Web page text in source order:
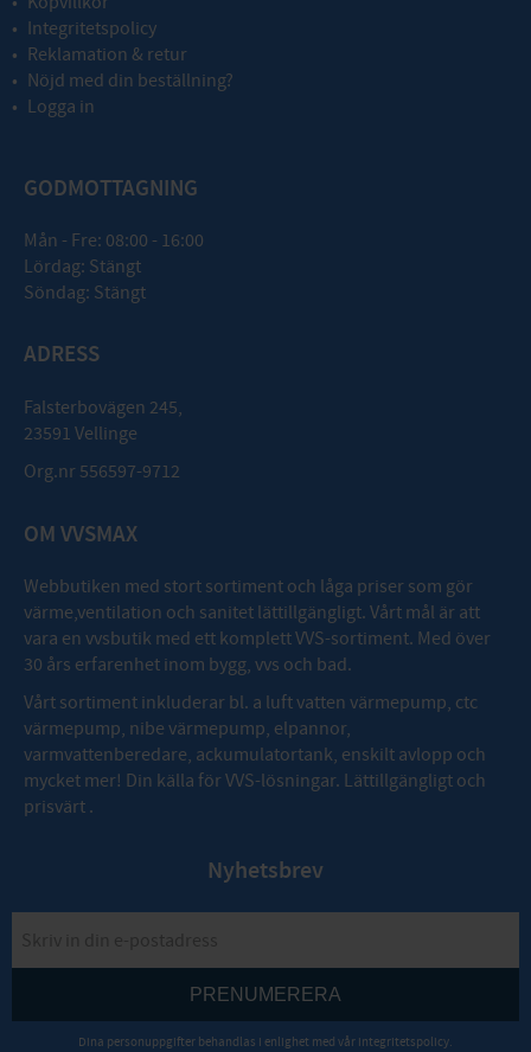
Integritetspolicy
Reklamation & retur
Nöjd med din beställning?
Logga in
GODMOTTAGNING
Mån - Fre: 08:00 - 16:00
Lördag: Stängt
Söndag: Stängt
ADRESS
Falsterbovägen 245,
23591 Vellinge
Org.nr 556597-9712
OM VVSMAX
Webbutiken med stort sortiment och låga priser som gör
värme,ventilation och sanitet lättillgängligt. Vårt mål är att
vara en vvsbutik med ett komplett VVS-sortiment. Med över
30 års erfarenhet inom bygg, vvs och bad.
Vårt sortiment inkluderar bl. a luft vatten värmepump, ctc
värmepump, nibe värmepump, elpannor,
varmvattenberedare, ackumulatortank, enskilt avlopp och
mycket mer! Din källa för VVS-lösningar. Lättillgängligt och
prisvärt .
Nyhetsbrev
PRENUMERERA
Dina personuppgifter behandlas i enlighet med vår integritetspolicy.